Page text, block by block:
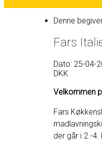
Denne
Fars
Dato: 25-04-
DKK
Velkommen
Fars
der går i 2.-